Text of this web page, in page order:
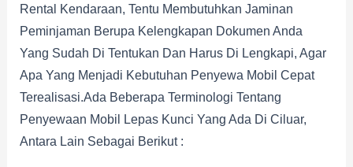
Rental Kendaraan, Tentu Membutuhkan Jaminan
Peminjaman Berupa Kelengkapan Dokumen Anda
Yang Sudah Di Tentukan Dan Harus Di Lengkapi, Agar
Apa Yang Menjadi Kebutuhan Penyewa Mobil Cepat
Terealisasi.Ada Beberapa Terminologi Tentang
Penyewaan Mobil Lepas Kunci Yang Ada Di Ciluar,
Antara Lain Sebagai Berikut :